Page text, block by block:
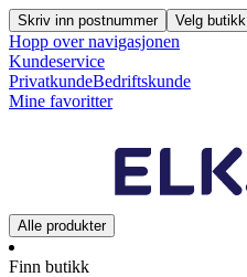
Skriv inn postnummer Velg butikk
Hopp over navigasjonen
Kundeservice
PrivatkundeBedriftskunde
Mine favoritter
Alle produkter
Finn butikk